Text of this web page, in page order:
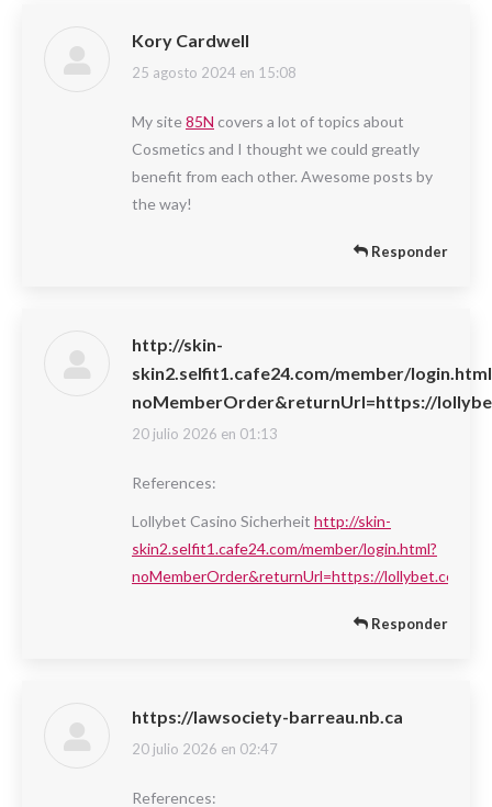
Kory Cardwell
dice:
25 agosto 2024 en 15:08
My site85N covers a lot of topics about
Cosmetics and I thought we could greatly
benefit from each other. Awesome posts by
the way!
Responder
http://skin-
skin2.selfit1.cafe24.com/member/
noMemberOrder&returnUrl=https://
dice:
20 julio 2026 en 01:13
References:
Lollybet Casino Sicherheit http://skin-
skin2.selfit1.cafe24.com/member/login.html?
noMemberOrder&returnUrl=https://lollybet.com.de/
Responder
https://lawsociety-barreau.nb.ca
dice:
20 julio 2026 en 02:47
References: